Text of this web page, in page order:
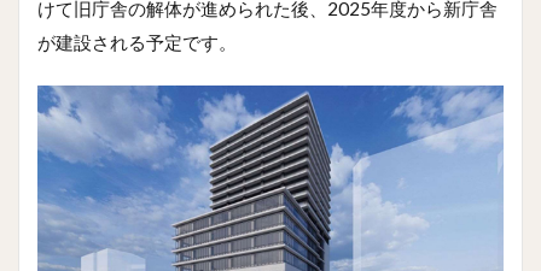
けて旧庁舎の解体が進められた後、2025年度から新庁舎
が建設される予定です。